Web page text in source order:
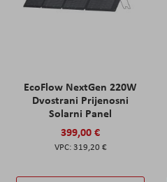
EcoFlow NextGen 220W
Dvostrani Prijenosni
Solarni Panel
399,00 €
319,20 €